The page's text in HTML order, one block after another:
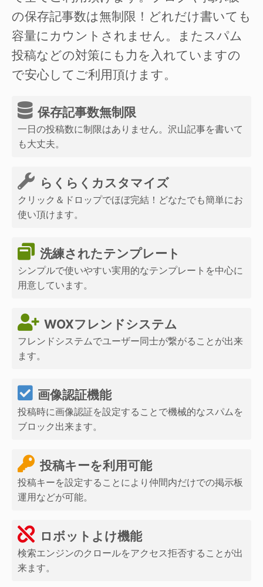
の保存記事数は無制限！どれだけ書いても
容量にカウントされません。またスパム
投稿などの対策にも力を入れていますの
で安心してご利用頂けます。
保存記事数無制限
一日の投稿数に制限はありません。沢山記事を書いて
も大丈夫。
らくらくカスタマイズ
クリック＆ドロップでほぼ完結！どなたでも簡単にお
使い頂けます。
洗練されたテンプレート
シンプルで使いやすい実用的なテンプレートを中心に
用意しています。
WOXフレンドシステム
フレンドシステムでユーザー同士が繋がることが出来
ます。
画像認証機能
投稿時に画像認証を設定することで機械的なスパムを
ブロック出来ます。
投稿キーを利用可能
投稿キーを設定することにより仲間内だけでの掲示板
運用などが可能。
ロボットよけ機能
検索エンジンのクロールをアクセス拒否することが出
来ます。